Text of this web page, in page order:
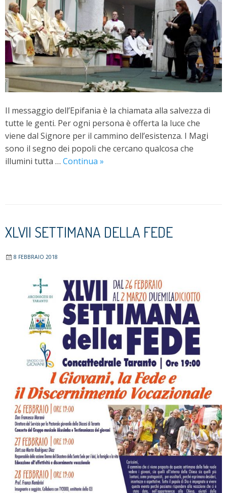
Il messaggio dell’Epifania è la chiamata alla salvezza di
tutte le genti. Per ogni persona è offerta la luce che
viene dal Signore per il cammino dell’esistenza. I Magi
sono il segno dei popoli che cercano qualcosa che
illumini tutta … Continua Omelia
»
XLVII SETTIMANA DELLA FEDE
8 FEBBRAIO 2018